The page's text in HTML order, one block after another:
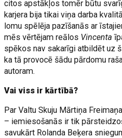
citos apstākļos tomēr būtu
karjera bija tikai viņa darba
lomu spēlēja pazīšanās ar
mēs vērtējam reālos Vincenta
spēkos nav sakarīgi atbildēt uz
ka tā provocē šādu pārdomu
autoram.
Vai viss ir kārtībā?
Par Valtu Skuju Mārtiņa
– iemiesošanās ir tik
savukārt Rolanda Beķera